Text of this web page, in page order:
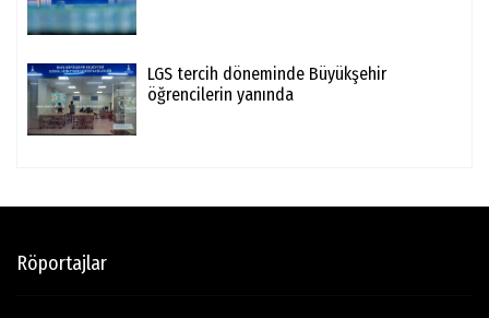
LGS tercih döneminde Büyükşehir
öğrencilerin yanında
Röportajlar